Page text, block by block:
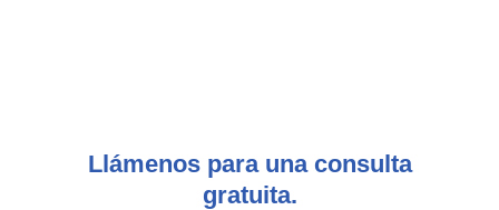
Llámenos para una consulta
gratuita.